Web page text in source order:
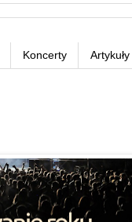
Koncerty Artykuły